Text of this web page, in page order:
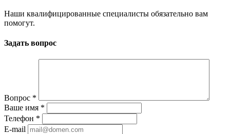
Наши квалифицированные специалисты обязательно вам
помогут.
Задать вопрос
Вопрос *
Ваше имя *
Телефон *
E-mail